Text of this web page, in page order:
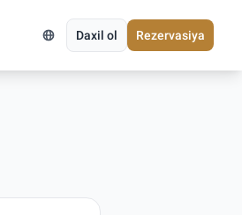
Daxil ol Rezervasiya